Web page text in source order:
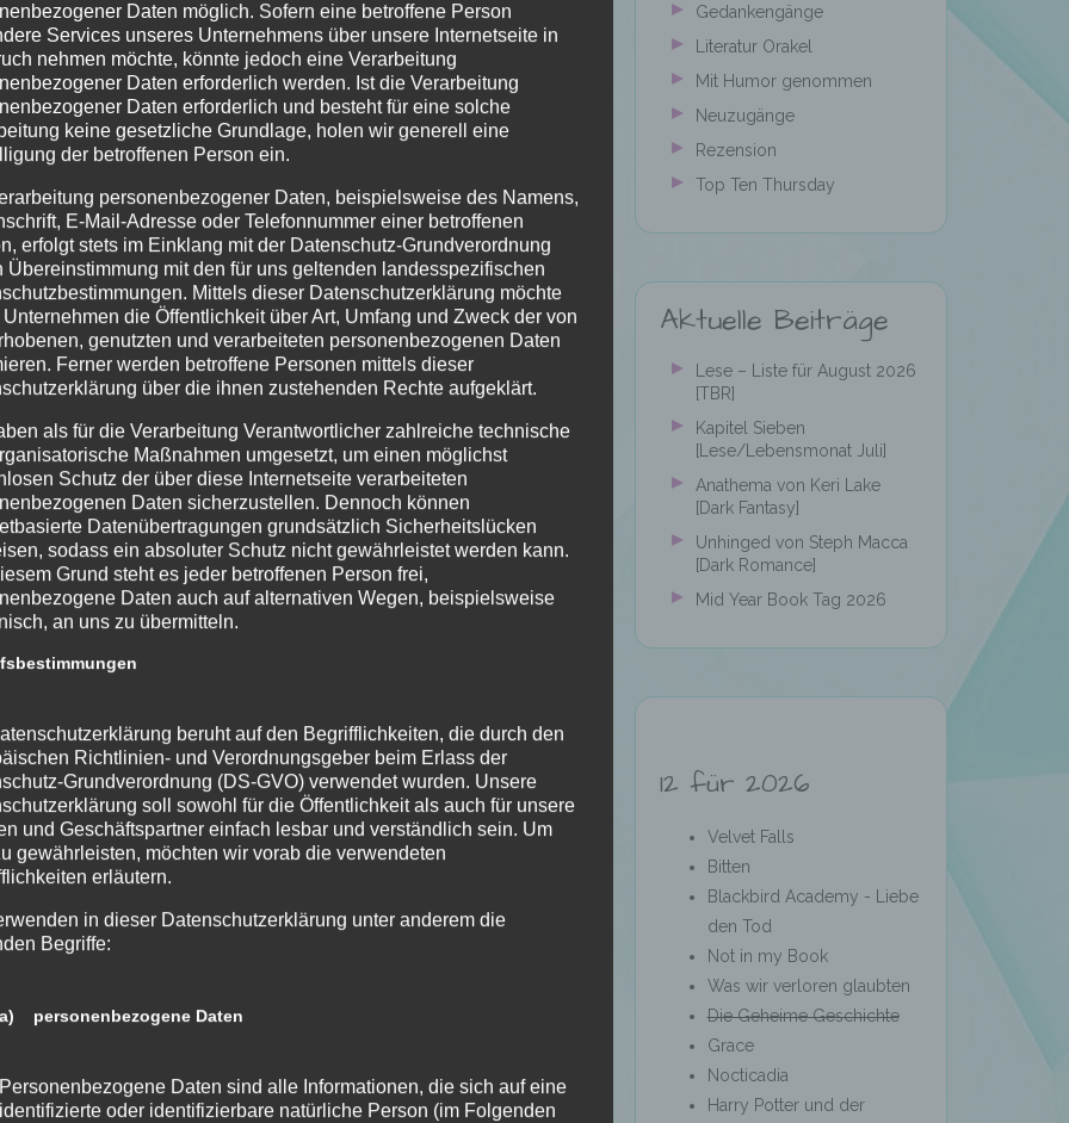
Gedankengänge
Literatur Orakel
Mit Humor genommen
Neuzugänge
Rezension
Top Ten Thursday
Aktuelle Beiträge
Lese – Liste für August 2026
[TBR]
Kapitel Sieben
[Lese/Lebensmonat Juli]
Anathema von Keri Lake
[Dark Fantasy]
Unhinged von Steph Macca
[Dark Romance]
Mid Year Book Tag 2026
12 für 2026
Velvet Falls
Bitten
Blackbird Academy - Liebe
den Tod
Not in my Book
Was wir verloren glaubten
Die Geheime Geschichte
Grace
Nocticadia
Harry Potter und der
Daten möglich. Sofern eine betroffene Person
Services unseres Unternehmens über unsere Internetseite in
nehmen möchte, könnte jedoch eine Verarbeitung
Daten erforderlich werden. Ist die Verarbeitung
Daten erforderlich und besteht für eine solche
keine gesetzliche Grundlage, holen wir generell eine
der betroffenen Person ein.
personenbezogener Daten, beispielsweise des Namens,
E-Mail-Adresse oder Telefonnummer einer betroffenen
erfolgt stets im Einklang mit der Datenschutz-Grundverordnung
Übereinstimmung mit den für uns geltenden landesspezifischen
Mittels dieser Datenschutzerklärung möchte
die Öffentlichkeit über Art, Umfang und Zweck der von
genutzten und verarbeiteten personenbezogenen Daten
Ferner werden betroffene Personen mittels dieser
über die ihnen zustehenden Rechte aufgeklärt.
als für die Verarbeitung Verantwortlicher zahlreiche technische
Maßnahmen umgesetzt, um einen möglichst
Schutz der über diese Internetseite verarbeiteten
Daten sicherzustellen. Dennoch können
Datenübertragungen grundsätzlich Sicherheitslücken
sodass ein absoluter Schutz nicht gewährleistet werden kann.
Grund steht es jeder betroffenen Person frei,
Daten auch auf alternativen Wegen, beispielsweise
an uns zu übermitteln.
beruht auf den Begrifflichkeiten, die durch den
Richtlinien- und Verordnungsgeber beim Erlass der
Grundverordnung (DS-GVO) verwendet wurden. Unsere
soll sowohl für die Öffentlichkeit als auch für unsere
und Geschäftspartner einfach lesbar und verständlich sein. Um
gewährleisten, möchten wir vorab die verwendeten
erläutern.
in dieser Datenschutzerklärung unter anderem die
Begriffe:
a) personenbezogene Daten
Personenbezogene Daten sind alle Informationen, die sich auf eine
identifizierte oder identifizierbare natürliche Person (im Folgenden